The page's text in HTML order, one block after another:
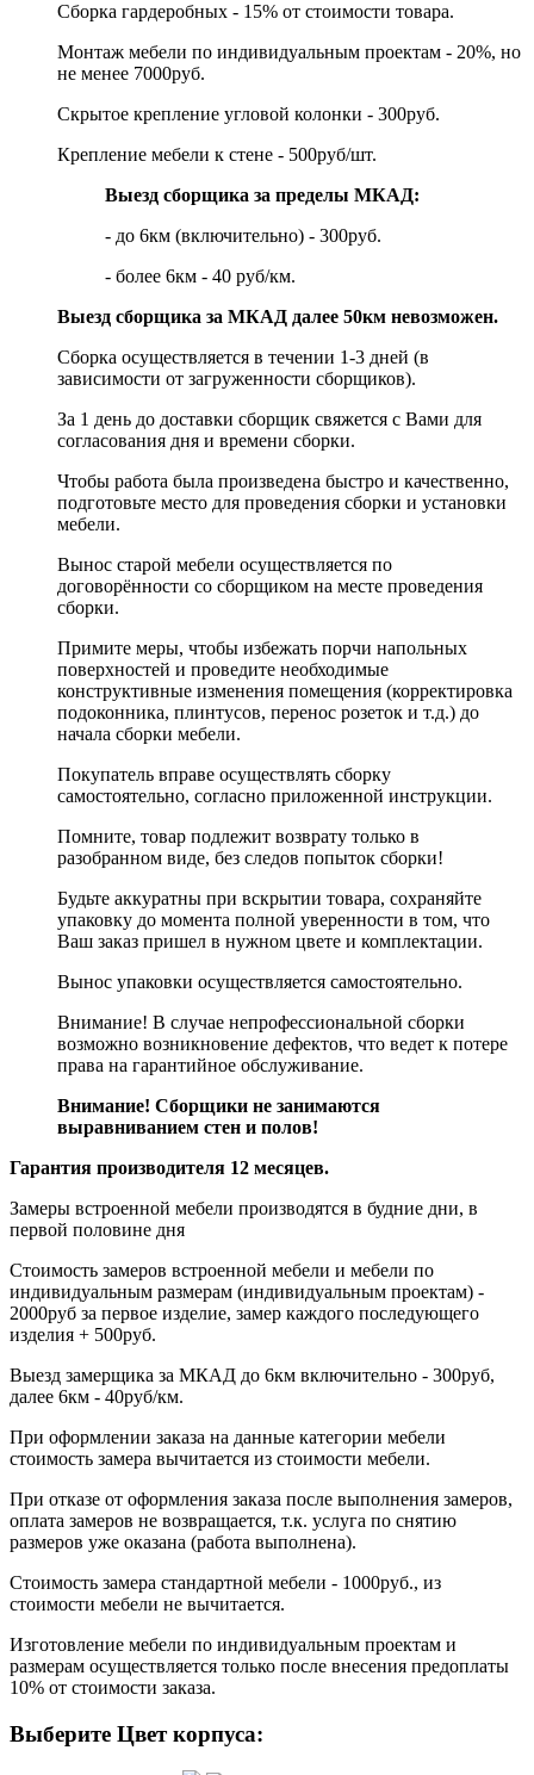
Сборка гардеробных - 15% от стоимости товара.
Монтаж мебели по индивидуальным проектам - 20%, но
не менее 7000руб.
Скрытое крепление угловой колонки - 300руб.
Крепление мебели к стене - 500руб/шт.
Выезд сборщика за пределы МКАД:
- до 6км (включительно) - 300руб.
- более 6км - 40 руб/км.
Выезд сборщика за МКАД далее 50км невозможен.
Сборка осуществляется в течении 1-3 дней (в
зависимости от загруженности сборщиков).
За 1 день до доставки сборщик свяжется с Вами для
согласования дня и времени сборки.
Чтобы работа была произведена быстро и качественно,
подготовьте место для проведения сборки и установки
мебели.
Вынос старой мебели осуществляется по
договорённости со сборщиком на месте проведения
сборки.
Примите меры, чтобы избежать порчи напольных
поверхностей и проведите необходимые
конструктивные изменения помещения (корректировка
подоконника, плинтусов, перенос розеток и т.д.) до
начала сборки мебели.
Покупатель вправе осуществлять сборку
самостоятельно, согласно приложенной инструкции.
Помните, товар подлежит возврату только в
разобранном виде, без следов попыток сборки!
Будьте аккуратны при вскрытии товара, сохраняйте
упаковку до момента полной уверенности в том, что
Ваш заказ пришел в нужном цвете и комплектации.
Вынос упаковки осуществляется самостоятельно.
Внимание! В случае непрофессиональной сборки
возможно возникновение дефектов, что ведет к потере
права на гарантийное обслуживание.
Внимание! Сборщики не занимаются
выравниванием стен и полов!
Гарантия производителя 12 месяцев.
Замеры встроенной мебели производятся в будние дни, в
первой половине дня
Стоимость замеров встроенной мебели и мебели по
индивидуальным размерам (индивидуальным проектам) -
2000руб за первое изделие, замер каждого последующего
изделия + 500руб.
Выезд замерщика за МКАД до 6км включительно - 300руб,
далее 6км - 40руб/км.
При оформлении заказа на данные категории мебели
стоимость замера вычитается из стоимости мебели.
При отказе от оформления заказа после выполнения замеров,
оплата замеров не возвращается, т.к. услуга по снятию
размеров уже оказана (работа выполнена).
Стоимость замера стандартной мебели - 1000руб., из
стоимости мебели не вычитается.
Изготовление мебели по индивидуальным проектам и
размерам осуществляется только после внесения предоплаты
10% от стоимости заказа.
Выберите Цвет корпуса: